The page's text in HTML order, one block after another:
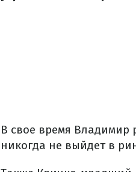
В свое время Владимир
никогда не выйдет в